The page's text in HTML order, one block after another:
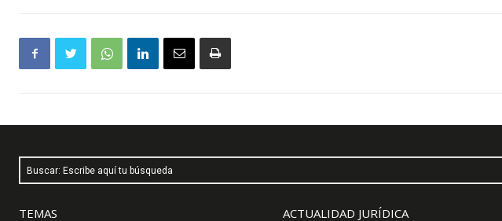
Buscar: Escribe aquí tu búsqueda
TEMAS ACTUALIDAD JURÍDICA